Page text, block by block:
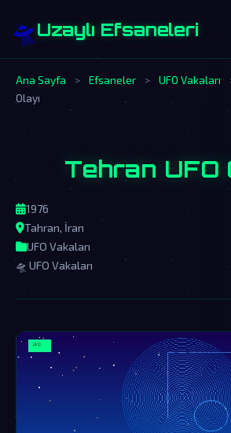
🛸Uzaylı Efsaneleri
Ana Sayfa > Efsaneler > UFO Vakaları
Olayı
Tehran UFO
1976
Tahran, İran
UFO Vakaları
🛸 UFO Vakaları